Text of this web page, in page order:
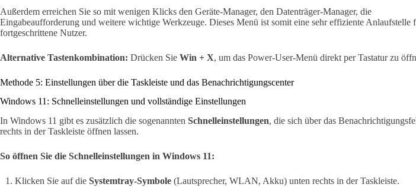
Außerdem erreichen Sie so mit wenigen Klicks den Geräte-Manager, den Datenträger-Manager, die
Eingabeaufforderung und weitere wichtige Werkzeuge. Dieses Menü ist somit eine sehr effiziente Anlaufstelle
fortgeschrittene Nutzer.
Alternative Tastenkombination: Drücken Sie Win + X, um das Power-User-Menü direkt per Tastatur zu
Methode 5: Einstellungen über die Taskleiste und das Benachrichtigungscenter
Windows 11: Schnelleinstellungen und vollständige Einstellungen
In Windows 11 gibt es zusätzlich die sogenannten Schnelleinstellungen, die sich über das
rechts in der Taskleiste öffnen lassen.
So öffnen Sie die Schnelleinstellungen in Windows 11:
Klicken Sie auf die Systemtray-Symbole (Lautsprecher, WLAN, Akku) unten rechts in der Taskleiste.